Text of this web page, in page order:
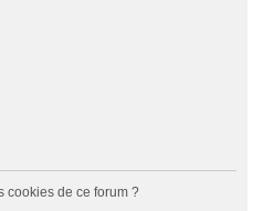
cookies de ce forum ?